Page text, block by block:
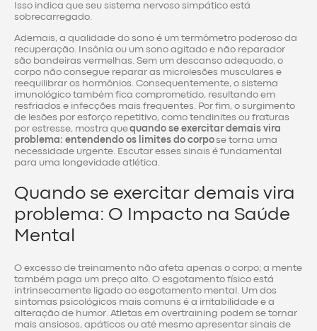
Isso indica que seu sistema nervoso simpático está
sobrecarregado.
Ademais, a qualidade do sono é um termômetro poderoso da
recuperação. Insônia ou um sono agitado e não reparador
são bandeiras vermelhas. Sem um descanso adequado, o
corpo não consegue reparar as microlesões musculares e
reequilibrar os hormônios. Consequentemente, o sistema
imunológico também fica comprometido, resultando em
resfriados e infecções mais frequentes. Por fim, o surgimento
de lesões por esforço repetitivo, como tendinites ou fraturas
por estresse, mostra quequando se exercitar demais vira
problema: entendendo os limites do corpose torna uma
necessidade urgente. Escutar esses sinais é fundamental
para uma longevidade atlética.
Quando se exercitar demais vira
problema: O Impacto na Saúde
Mental
O excesso de treinamento não afeta apenas o corpo; a mente
também paga um preço alto. O esgotamento físico está
intrinsecamente ligado ao esgotamento mental. Um dos
sintomas psicológicos mais comuns é a irritabilidade e a
alteração de humor. Atletas em overtraining podem se tornar
mais ansiosos, apáticos ou até mesmo apresentar sinais de